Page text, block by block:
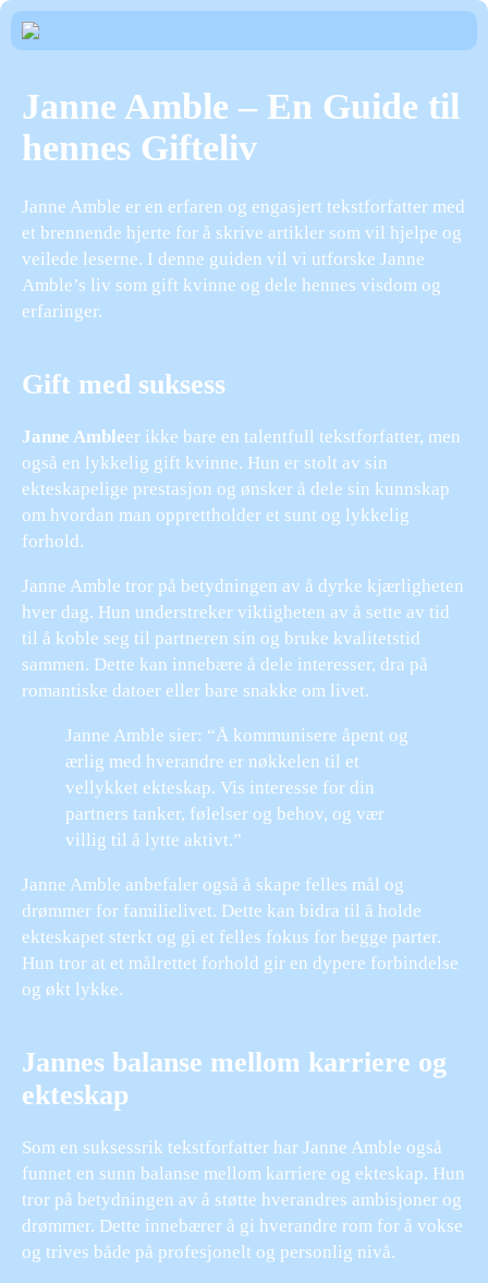
Janne Amble – En Guide til
hennes Gifteliv
Janne Amble er en erfaren og engasjert tekstforfatter med
et brennende hjerte for å skrive artikler som vil hjelpe og
veilede leserne. I denne guiden vil vi utforske Janne
Amble’s liv som gift kvinne og dele hennes visdom og
erfaringer.
Gift med suksess
Janne Ambleer ikke bare en talentfull tekstforfatter, men
også en lykkelig gift kvinne. Hun er stolt av sin
ekteskapelige prestasjon og ønsker å dele sin kunnskap
om hvordan man opprettholder et sunt og lykkelig
forhold.
Janne Amble tror på betydningen av å dyrke kjærligheten
hver dag. Hun understreker viktigheten av å sette av tid
til å koble seg til partneren sin og bruke kvalitetstid
sammen. Dette kan innebære å dele interesser, dra på
romantiske datoer eller bare snakke om livet.
Janne Amble sier: “Å kommunisere åpent og
ærlig med hverandre er nøkkelen til et
vellykket ekteskap. Vis interesse for din
partners tanker, følelser og behov, og vær
villig til å lytte aktivt.”
Janne Amble anbefaler også å skape felles mål og
drømmer for familielivet. Dette kan bidra til å holde
ekteskapet sterkt og gi et felles fokus for begge parter.
Hun tror at et målrettet forhold gir en dypere forbindelse
og økt lykke.
Jannes balanse mellom karriere og
ekteskap
Som en suksessrik tekstforfatter har Janne Amble også
funnet en sunn balanse mellom karriere og ekteskap. Hun
tror på betydningen av å støtte hverandres ambisjoner og
drømmer. Dette innebærer å gi hverandre rom for å vokse
og trives både på profesjonelt og personlig nivå.